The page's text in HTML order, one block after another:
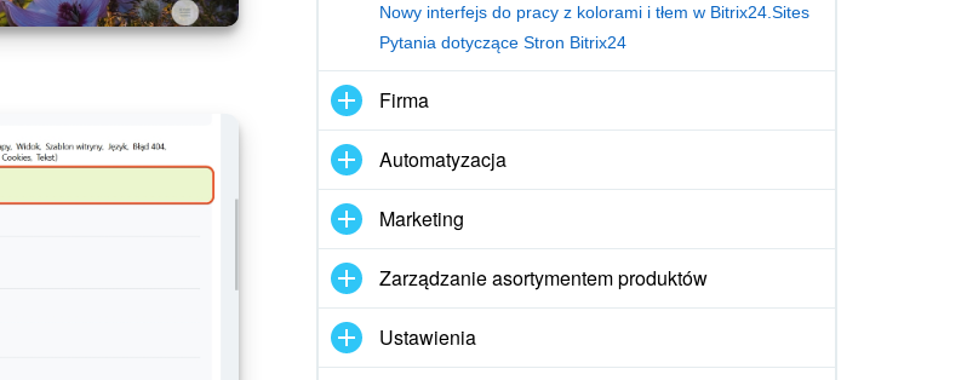
Nowy interfejs do pracy z kolorami i tłem w Bitrix24.Sites
Pytania dotyczące Stron Bitrix24
Firma
Automatyzacja
Marketing
Zarządzanie asortymentem produktów
Ustawienia